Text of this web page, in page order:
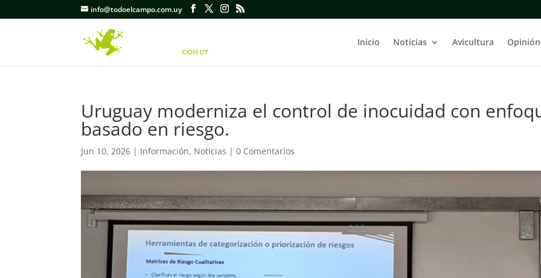
info@todoelcampo.com.uy
Inicio Noticias Avicultura Opinión
Uruguay moderniza el control de inocuidad con
basado en riesgo.
Jun 10, 2026 | Información, Noticias |0 Comentarios